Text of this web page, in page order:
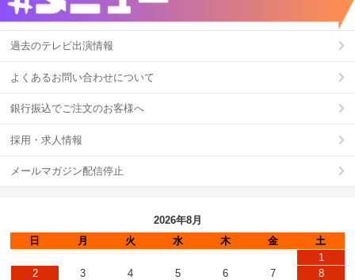
過去のテレビ出演情報
よくあるお問い合わせについて
銀行振込でご注文のお客様へ
採用・求人情報
メールマガジン配信停止
2026年8月
日
月 火 水 木 金
土
1
2
3 4 5 6 7 8